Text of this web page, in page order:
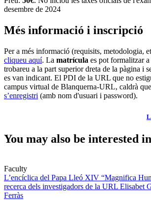
desembre de 2024
Més informació i inscripció
Per a més informació (requisits, metodologia,
cliqueu aquí. La matrícula es pot formalitzar
trobareu a la part superior dreta de la pàgina i
es van indicant. El PDI de la URL que no
campus virtual de Blanquerna-URL, caldrà
s’enregistri (amb nom d'usuari i password).
You may also be interested in
Faculty
L’encíclica del Papa Lleó XIV “Magnifica
recerca dels investigadors de la URL Elisabet
Ferràs